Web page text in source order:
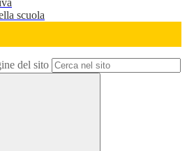
scuola
del sito